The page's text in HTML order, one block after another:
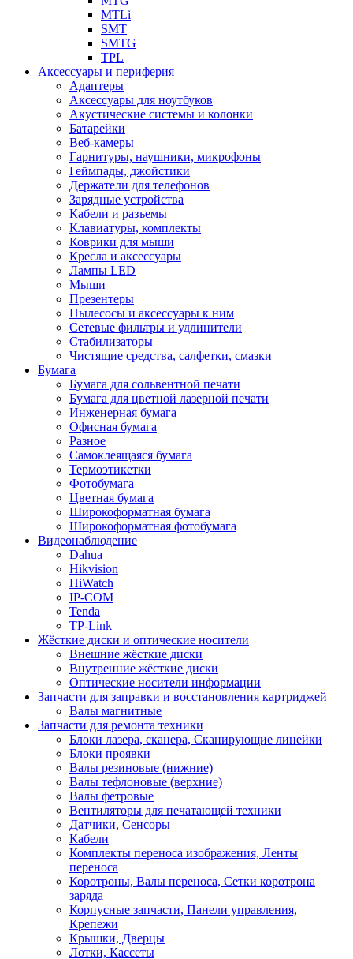
MTLi
SMT
SMTG
TPL
Аксессуары и периферия
Адаптеры
Аксессуары для ноутбуков
Акустические системы и колонки
Батарейки
Веб-камеры
Гарнитуры, наушники, микрофоны
Геймпады, джойстики
Держатели для телефонов
Зарядные устройства
Кабели и разъемы
Клавиатуры, комплекты
Коврики для мыши
Кресла и аксессуары
Лампы LED
Мыши
Презентеры
Пылесосы и аксессуары к ним
Сетевые фильтры и удлинители
Стабилизаторы
Чистящие средства, салфетки, смазки
Бумага
Бумага для сольвентной печати
Бумага для цветной лазерной печати
Инженерная бумага
Офисная бумага
Разное
Самоклеящаяся бумага
Термоэтикетки
Фотобумага
Цветная бумага
Широкоформатная бумага
Широкоформатная фотобумага
Видеонаблюдение
Dahua
Hikvision
HiWatch
IP-COM
Tenda
TP-Link
Жёсткие диски и оптические носители
Внешние жёсткие диски
Внутренние жёсткие диски
Оптические носители информации
Запчасти для заправки и восстановления картриджей
Валы магнитные
Запчасти для ремонта техники
Блоки лазера, сканера, Сканирующие линейки
Блоки проявки
Валы резиновые (нижние)
Валы тефлоновые (верхние)
Валы фетровые
Вентиляторы для печатающей техники
Датчики, Сенсоры
Кабели
Комплекты переноса изображения, Ленты
переноса
Коротроны, Валы переноса, Сетки коротрона
заряда
Корпусные запчасти, Панели управления,
Крепежи
Крышки, Дверцы
Лотки, Кассеты